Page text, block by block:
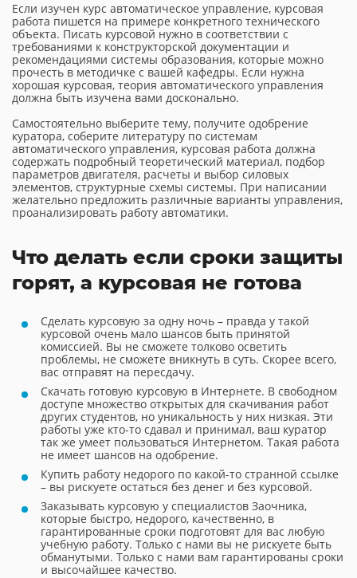
Если изучен курс автоматическое управление, курсовая
работа пишется на примере конкретного технического
объекта. Писать курсовой нужно в соответствии с
требованиями к конструкторской документации и
рекомендациями системы образования, которые можно
прочесть в методичке с вашей кафедры. Если нужна
хорошая курсовая, теория автоматического управления
должна быть изучена вами досконально.
Самостоятельно выберите тему, получите одобрение
куратора, соберите литературу по системам
автоматического управления, курсовая работа должна
содержать подробный теоретический материал, подбор
параметров двигателя, расчеты и выбор силовых
элементов, структурные схемы системы. При написании
желательно предложить различные варианты управления,
проанализировать работу автоматики.
Что делать если сроки защиты
горят, а курсовая не готова
Сделать курсовую за одну ночь – правда у такой
курсовой очень мало шансов быть принятой
комиссией. Вы не сможете толково осветить
проблемы, не сможете вникнуть в суть. Скорее всего,
вас отправят на пересдачу.
Скачать готовую курсовую в Интернете. В свободном
доступе множество открытых для скачивания работ
других студентов, но уникальность у них низкая. Эти
работы уже кто-то сдавал и принимал, ваш куратор
так же умеет пользоваться Интернетом. Такая работа
не имеет шансов на одобрение.
Купить работу недорого по какой-то странной ссылке
– вы рискуете остаться без денег и без курсовой.
Заказывать курсовую у специалистов Заочника,
которые быстро, недорого, качественно, в
гарантированные сроки подготовят для вас любую
учебную работу. Только с нами вы не рискуете быть
обманутыми. Только с нами вам гарантированы сроки
и высочайшее качество.